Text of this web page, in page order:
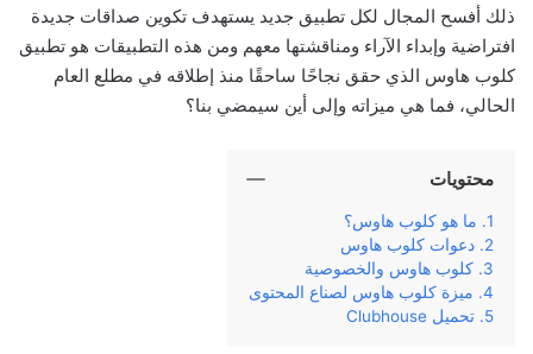
ذلك أفسح المجال لكل تطبيق جديد يستهدف تكوين صداقات جديدة
افتراضية وإبداء الآراء ومناقشتها معهم ومن هذه التطبيقات هو تطبيق
كلوب هاوس الذي حقق نجاحًا ساحقًا منذ إطلاقه في مطلع العام
الحالي، فما هي ميزاته وإلى أين سيمضي بنا؟
محتويات
ما هو كلوب هاوس؟
دعوات كلوب هاوس
كلوب هاوس والخصوصية
ميزة كلوب هاوس لصناع المحتوى
تحميل Clubhouse